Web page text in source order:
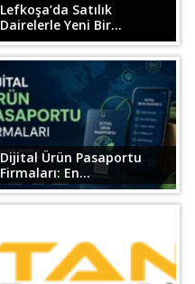
Lefkoşa’da Satılık
Dairelerle Yeni Bir...
Dijital Ürün Pasaportu
Firmaları: En...